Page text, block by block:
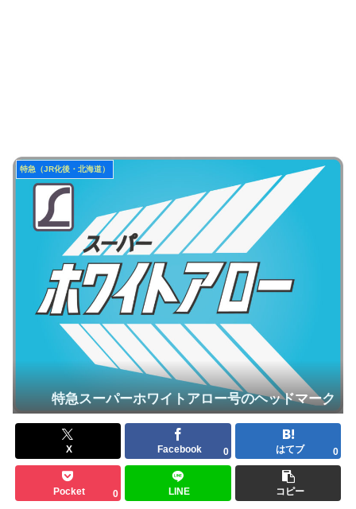
特急（JR化後・北海道）
特急スーパーホワイトアロー号のヘッドマーク
X Facebook 0 はてブ 0
Pocket 0 LINE コピー